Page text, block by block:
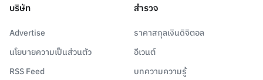
บริษัท
Advertise
นโยบายความเป็นส่วนตัว
RSS Feed
สำรวจ
ราคาสกุลเงินดิจิตอล
อีเวนต์
บทความความรู้